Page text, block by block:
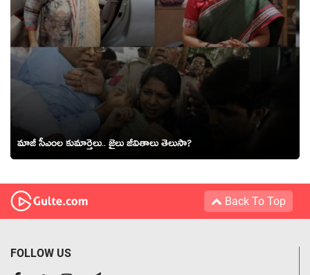
మాజీ సీఎంల కుమార్తెలు.. జైలు జీవితాలు తెలుసా?
Back To Top
FOLLOW US